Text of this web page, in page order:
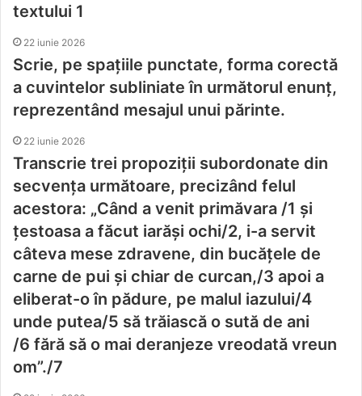
textului 1
22 iunie 2026
Scrie, pe spațiile punctate, forma corectă
a cuvintelor subliniate în următorul enunţ,
reprezentând mesajul unui părinte.
22 iunie 2026
Transcrie trei propoziții subordonate din
secvența următoare, precizând felul
acestora: „Când a venit primăvara /1 și
țestoasa a făcut iarăşi ochi/2, i-a servit
câteva mese zdravene, din bucăţele de
carne de pui şi chiar de curcan,/3 apoi a
eliberat-o în pădure, pe malul iazului/4
unde putea/5 să trăiască o sută de ani
/6 fără să o mai deranjeze vreodată vreun
om”./7